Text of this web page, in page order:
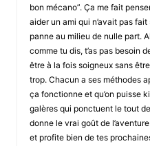
bon mécano”. Ça me fait
aider un ami qui n’avait pas
panne au milieu de nulle part.
comme tu dis, t’as pas besoin
être à la fois soigneux sans
trop. Chacun a ses méthodes
ça fonctionne et qu’on puisse
galères qui ponctuent le tout
donne le vrai goût de
et profite bien de tes